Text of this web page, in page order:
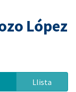
López
Llista